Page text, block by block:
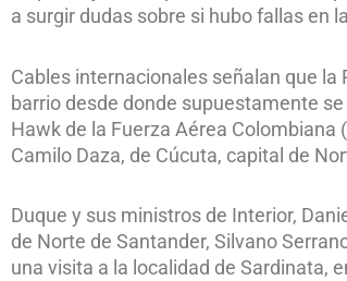
a surgir dudas sobre si hubo fallas en
Cables internacionales señalan que
barrio desde donde supuestamente
Hawk de la Fuerza Aérea
Camilo Daza, de Cúcuta, capital de
Duque y sus ministros de Interior,
de Norte de Santander, Silvano
una visita a la localidad de Sardinata,